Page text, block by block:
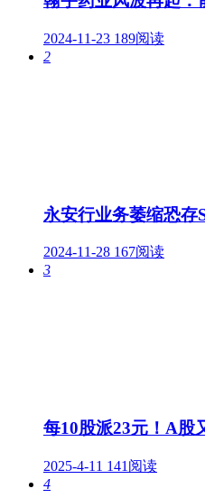
2024-11-23 189阅读
2
永安行业务萎缩恐
2024-11-28 167阅读
3
每10股派23元！A股
2025-4-11 141阅读
4